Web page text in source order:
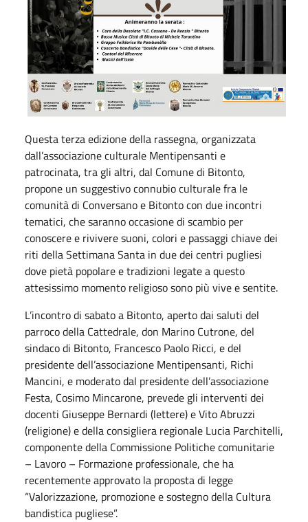
Questa terza edizione della rassegna, organizzata
dall’associazione culturale Mentipensanti e
patrocinata, tra gli altri, dal Comune di Bitonto,
propone un suggestivo connubio culturale fra le
comunità di Conversano e Bitonto con due incontri
tematici, che saranno occasione di scambio per
conoscere e rivivere suoni, colori e passaggi chiave dei
riti della Settimana Santa in due dei centri pugliesi
dove pietà popolare e tradizioni legate a questo
attesissimo momento religioso sono più vive e sentite.
L’incontro di sabato a Bitonto, aperto dai saluti del
parroco della Cattedrale, don Marino Cutrone, del
sindaco di Bitonto, Francesco Paolo Ricci, e del
presidente dell’associazione Mentipensanti, Richi
Mancini, e moderato dal presidente dell’associazione
Festa, Cosimo Mincarone, prevede gli interventi dei
docenti Giuseppe Bernardi (lettere) e Vito Abruzzi
(religione) e della consigliera regionale Lucia Parchitelli,
componente della Commissione Politiche comunitarie
– Lavoro – Formazione professionale, che ha
recentemente approvato la proposta di legge
“Valorizzazione, promozione e sostegno della Cultura
bandistica pugliese”.